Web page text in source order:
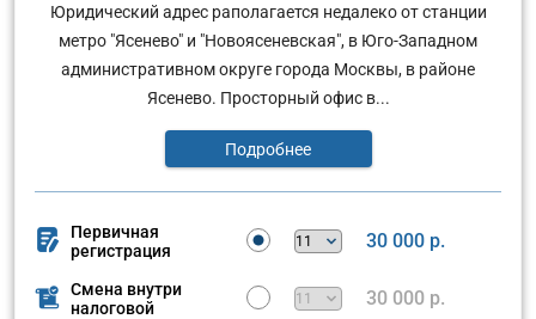
Юридический адрес раполагается недалеко от станции
метро "Ясенево" и "Новоясеневская", в Юго-Западном
административном округе города Москвы, в районе
Ясенево. Просторный офис в...
Подробнее
Первичная
регистрация
30 000 р.
Смена внутри
налоговой
30 000 р.